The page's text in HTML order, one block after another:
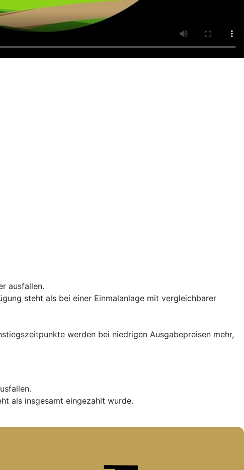
ausfallen.
steht als bei einer Einmalanlage mit vergleichbarer
werden bei niedrigen Ausgabepreisen mehr,
als insgesamt eingezahlt wurde.